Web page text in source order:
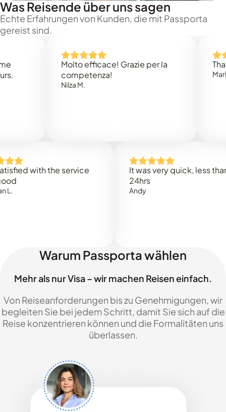
Was Reisende über uns sagen
Echte Erfahrungen von Kunden, die mit Passporta
gereist sind.
Molto efficace! Grazie per la
competenza!
Thank
Mark N.
with the service
It was very quick, less than
Warum Passporta wählen
Mehr als nur Visa – wir machen Reisen einfach.
Von Reiseanforderungen bis zu Genehmigungen, wir
begleiten Sie bei jedem Schritt, damit Sie sich auf die
Reise konzentrieren können und die Formalitäten uns
überlassen.